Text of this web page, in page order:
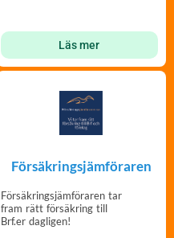
Läs mer
Försäkringsjämföraren
Försäkringsjämföraren tar
fram rätt försäkring till
Brf.er dagligen!